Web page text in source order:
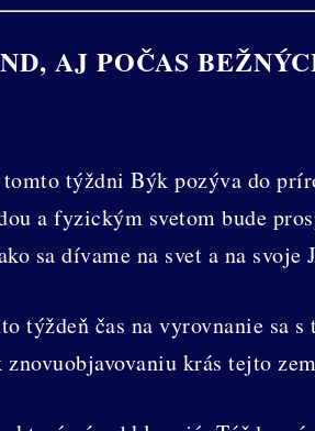
AJ POČAS
tomto týždni Býk pozýva do
a fyzickým svetom bude
sa dívame na svet a na
týždeň čas na vyrovnanie sa
krás tejto